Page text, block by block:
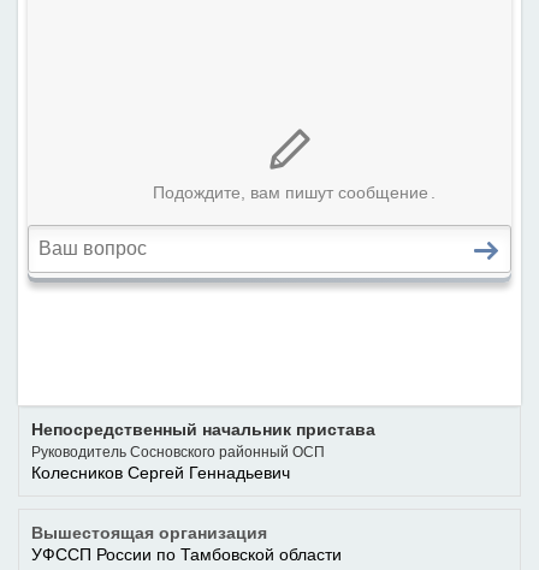
Непосредственный начальник пристава
Руководитель Сосновского районный ОСП
Колесников Сергей Геннадьевич
Вышестоящая организация
УФССП России по Тамбовской области